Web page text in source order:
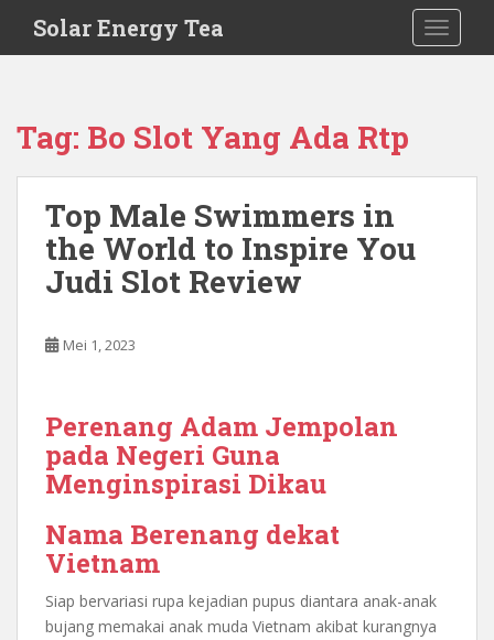
i
Solar Energy Tea
Tag: Bo Slot Yang Ada Rtp
Top Male Swimmers in
the World to Inspire You
Judi Slot Review
Mei 1, 2023
Perenang Adam Jempolan
pada Negeri Guna
Menginspirasi Dikau
Nama Berenang dekat
Vietnam
Siap bervariasi rupa kejadian pupus diantara anak-anak
bujang memakai anak muda Vietnam akibat kurangnya